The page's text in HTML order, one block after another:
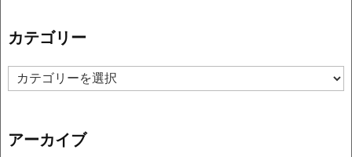
カテゴリー
カ
テ
ー
アーカイブ